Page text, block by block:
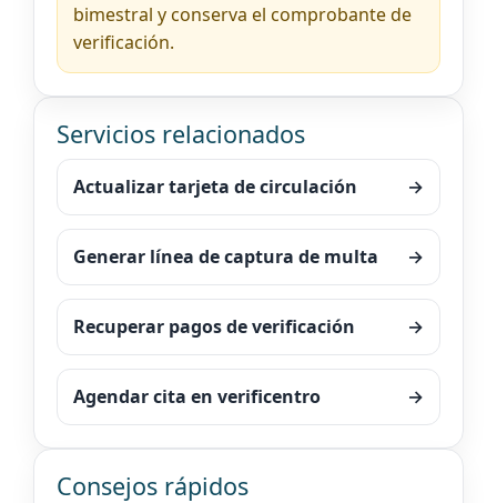
bimestral y conserva el comprobante de
verificación.
Servicios relacionados
Actualizar tarjeta de circulación →
Generar línea de captura de multa →
Recuperar pagos de verificación →
Agendar cita en verificentro →
Consejos rápidos